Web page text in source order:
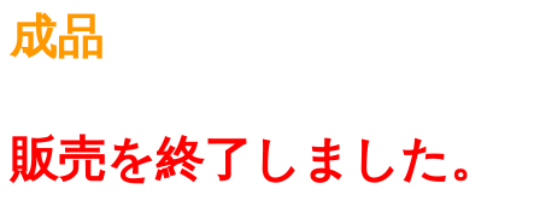
成品
販売を終了しました。